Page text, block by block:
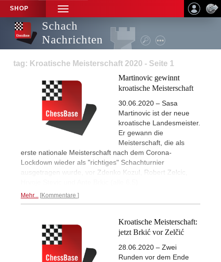
SHOP
TOGGLE
NAVIGATION
Schach
Nachrichten
tag: Kroatische Meisterschaft 2020 - Seite 1
Martinovic gewinnt
kroatische Meisterschaft
30.06.2020 – Sasa
Martinovic ist der neue
kroatische Landesmeister.
Er gewann die
Meisterschaft, die als
erste nationale Meisterschaft nach dem Corona-
Lockdown wieder als "richtiges" Schachturnier
ausgetragen wurde, vor Zdenko Kozul, Robert Zelcic,
Mehr... Kommentare
Kroatische Meisterschaft:
jetzt Brkić vor Zelčić
28.06.2020 – Zwei
Runden vor dem Ende